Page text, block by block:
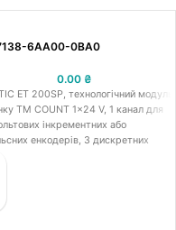
6AA00-0BA0
0.00 ₴
ET 200SP, технологічний модуль
TM COUNT 1x24 V, 1 канал для
інкрементних або
енкодерів, 3 дискретних
на базовий блок BU типу